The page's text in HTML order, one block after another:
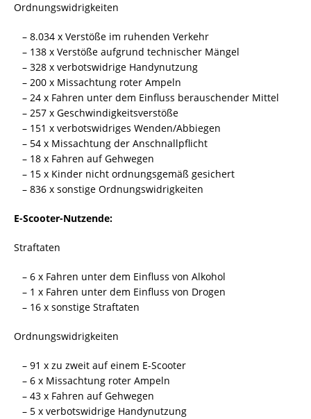
Ordnungswidrigkeiten
– 8.034 x Verstöße im ruhenden Verkehr
– 138 x Verstöße aufgrund technischer Mängel
– 328 x verbotswidrige Handynutzung
– 200 x Missachtung roter Ampeln
– 24 x Fahren unter dem Einfluss berauschender Mittel
– 257 x Geschwindigkeitsverstöße
– 151 x verbotswidriges Wenden/Abbiegen
– 54 x Missachtung der Anschnallpflicht
– 18 x Fahren auf Gehwegen
– 15 x Kinder nicht ordnungsgemäß gesichert
– 836 x sonstige Ordnungswidrigkeiten
E-Scooter-Nutzende:
Straftaten
– 6 x Fahren unter dem Einfluss von Alkohol
– 1 x Fahren unter dem Einfluss von Drogen
– 16 x sonstige Straftaten
Ordnungswidrigkeiten
– 91 x zu zweit auf einem E-Scooter
– 6 x Missachtung roter Ampeln
– 43 x Fahren auf Gehwegen
– 5 x verbotswidrige Handynutzung